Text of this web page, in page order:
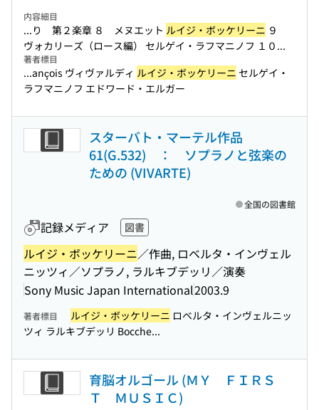
内容細目
...り 第２楽章 ８ メヌエット ルイジ・ボッケリーニ ９
ヴォカリーズ（ロース編） セルゲイ・ラフマニノフ １０...
著者標目
...ançois ヴィヴァルディ ルイジ・ボッケリーニ セルゲイ・
ラフマニノフ エドワード・エルガー
スターバト・マーテル作品
61(G.532) ： ソプラノと弦楽の
ための (VIVARTE)
記録メディア 図書
ルイジ・ボッケリーニ／作曲, ロベルタ・インヴェル
ニッツィ／ソプラノ, ラルキブデッリ／演奏
Sony Music Japan International2003.9
全国の図書館
著者標目 ルイジ・ボッケリーニ ロベルタ・インヴェルニッ
ツィ ラルキブデッリ Bocche...
育脳オルゴール (ＭＹ ＦＩＲＳ
Ｔ ＭＵＳＩＣ)